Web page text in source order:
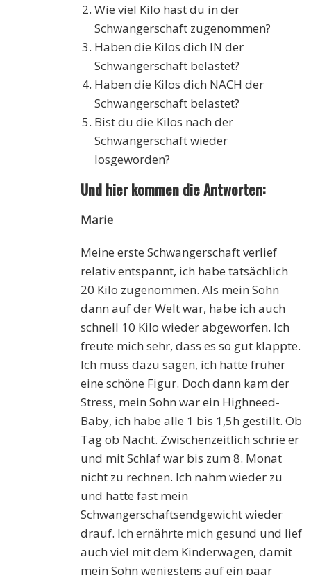
Wie viel Kilo hast du in der
Schwangerschaft zugenommen?
Haben die Kilos dich IN der
Schwangerschaft belastet?
Haben die Kilos dich NACH der
Schwangerschaft belastet?
Bist du die Kilos nach der
Schwangerschaft wieder
losgeworden?
Und hier kommen die Antworten:
Marie
Meine erste Schwangerschaft verlief
relativ entspannt, ich habe tatsächlich
20 Kilo zugenommen. Als mein Sohn
dann auf der Welt war, habe ich auch
schnell 10 Kilo wieder abgeworfen. Ich
freute mich sehr, dass es so gut klappte.
Ich muss dazu sagen, ich hatte früher
eine schöne Figur. Doch dann kam der
Stress, mein Sohn war ein Highneed-
Baby, ich habe alle 1 bis 1,5h gestillt. Ob
Tag ob Nacht. Zwischenzeitlich schrie er
und mit Schlaf war bis zum 8. Monat
nicht zu rechnen. Ich nahm wieder zu
und hatte fast mein
Schwangerschaftsendgewicht wieder
drauf. Ich ernährte mich gesund und lief
auch viel mit dem Kinderwagen, damit
mein Sohn wenigstens auf ein paar